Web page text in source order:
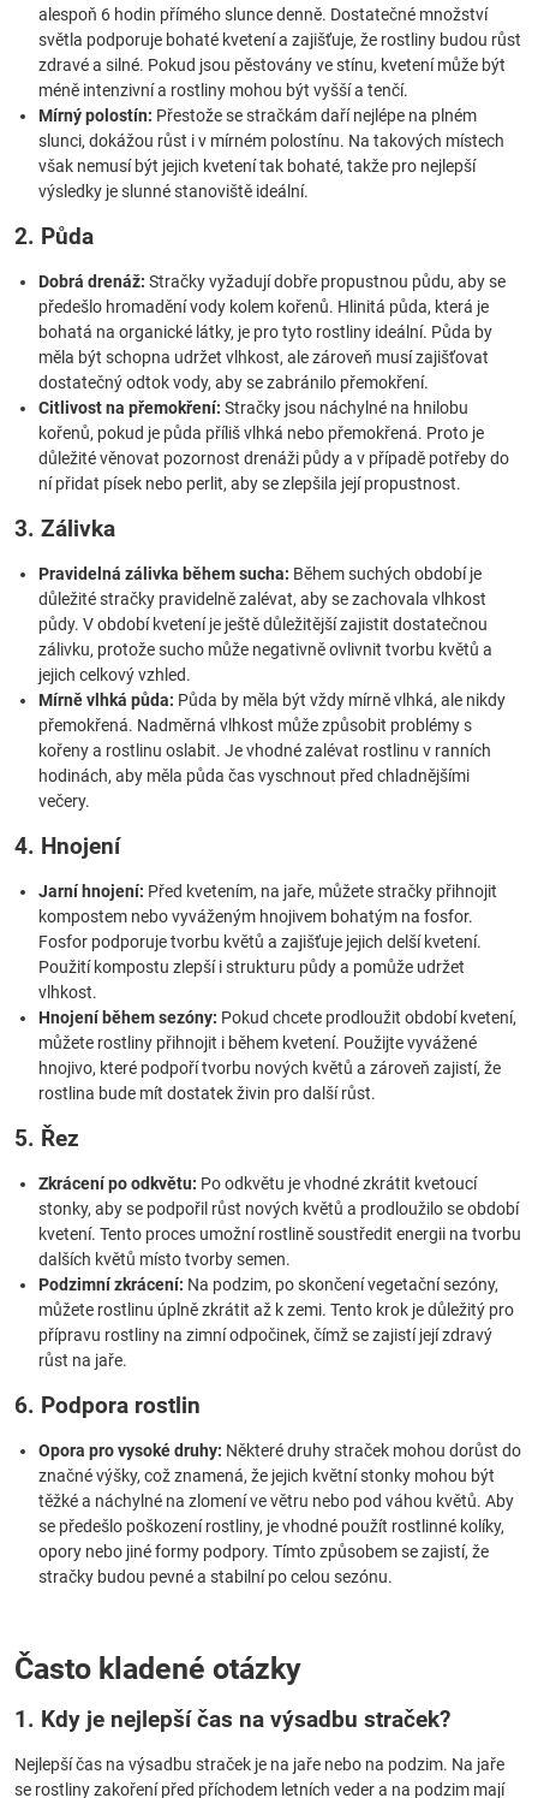
alespoň 6 hodin přímého slunce denně. Dostatečné množství
světla podporuje bohaté kvetení a zajišťuje, že rostliny budou růst
zdravé a silné. Pokud jsou pěstovány ve stínu, kvetení může být
méně intenzivní a rostliny mohou být vyšší a tenčí.
Mírný polostín: Přestože se stračkám daří nejlépe na plném
slunci, dokážou růst i v mírném polostínu. Na takových místech
však nemusí být jejich kvetení tak bohaté, takže pro nejlepší
výsledky je slunné stanoviště ideální.
2. Půda
Dobrá drenáž: Stračky vyžadují dobře propustnou půdu, aby se
předešlo hromadění vody kolem kořenů. Hlinitá půda, která je
bohatá na organické látky, je pro tyto rostliny ideální. Půda by
měla být schopna udržet vlhkost, ale zároveň musí zajišťovat
dostatečný odtok vody, aby se zabránilo přemokření.
Citlivost na přemokření: Stračky jsou náchylné na hnilobu
kořenů, pokud je půda příliš vlhká nebo přemokřená. Proto je
důležité věnovat pozornost drenáži půdy a v případě potřeby do
ní přidat písek nebo perlit, aby se zlepšila její propustnost.
3. Zálivka
Pravidelná zálivka během sucha: Během suchých období je
důležité stračky pravidelně zalévat, aby se zachovala vlhkost
půdy. V období kvetení je ještě důležitější zajistit dostatečnou
zálivku, protože sucho může negativně ovlivnit tvorbu květů a
jejich celkový vzhled.
Mírně vlhká půda: Půda by měla být vždy mírně vlhká, ale nikdy
přemokřená. Nadměrná vlhkost může způsobit problémy s
kořeny a rostlinu oslabit. Je vhodné zalévat rostlinu v ranních
hodinách, aby měla půda čas vyschnout před chladnějšími
večery.
4. Hnojení
Jarní hnojení: Před kvetením, na jaře, můžete stračky přihnojit
kompostem nebo vyváženým hnojivem bohatým na fosfor.
Fosfor podporuje tvorbu květů a zajišťuje jejich delší kvetení.
Použití kompostu zlepší i strukturu půdy a pomůže udržet
vlhkost.
Hnojení během sezóny: Pokud chcete prodloužit období kvetení,
můžete rostliny přihnojit i během kvetení. Použijte vyvážené
hnojivo, které podpoří tvorbu nových květů a zároveň zajistí, že
rostlina bude mít dostatek živin pro další růst.
5. Řez
Zkrácení po odkvětu: Po odkvětu je vhodné zkrátit kvetoucí
stonky, aby se podpořil růst nových květů a prodloužilo se období
kvetení. Tento proces umožní rostlině soustředit energii na tvorbu
dalších květů místo tvorby semen.
Podzimní zkrácení: Na podzim, po skončení vegetační sezóny,
můžete rostlinu úplně zkrátit až k zemi. Tento krok je důležitý pro
přípravu rostliny na zimní odpočinek, čímž se zajistí její zdravý
růst na jaře.
6. Podpora rostlin
Opora pro vysoké druhy: Některé druhy straček mohou dorůst do
značné výšky, což znamená, že jejich květní stonky mohou být
těžké a náchylné na zlomení ve větru nebo pod váhou květů. Aby
se předešlo poškození rostliny, je vhodné použít rostlinné kolíky,
opory nebo jiné formy podpory. Tímto způsobem se zajistí, že
stračky budou pevné a stabilní po celou sezónu.
Často kladené otázky
1. Kdy je nejlepší čas na výsadbu straček?
Nejlepší čas na výsadbu straček je na jaře nebo na podzim. Na jaře
se rostliny zakoření před příchodem letních veder a na podzim mají